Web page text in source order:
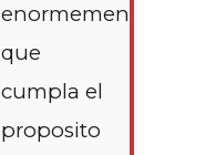
enormemente
que
cumpla el
proposito